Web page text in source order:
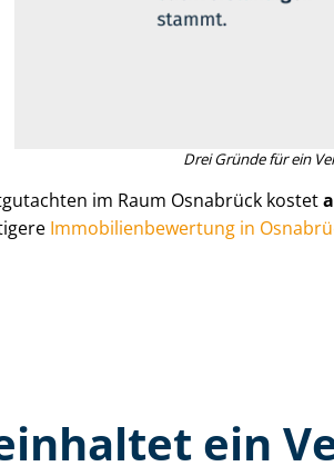
Drei Gründe für ein
im Raum Osnabrück kostet
Im­mo­bi­li­en­be­wer­tung in
ein